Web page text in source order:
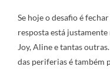
Se hoje o desafio é
resposta está
Joy, Aline e tantas
das periferias é também